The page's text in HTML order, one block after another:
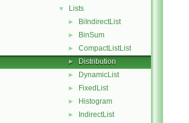
▼ Lists
► BiIndirectList
► BinSum
► CompactListList
► Distribution
► DynamicList
► FixedList
► Histogram
► IndirectList